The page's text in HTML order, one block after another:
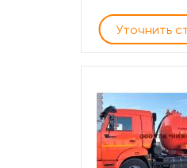
Уточнить